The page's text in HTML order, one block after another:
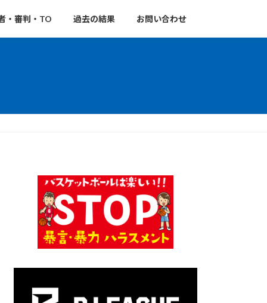
・審判・TO 過去の結果 お問い合わせ